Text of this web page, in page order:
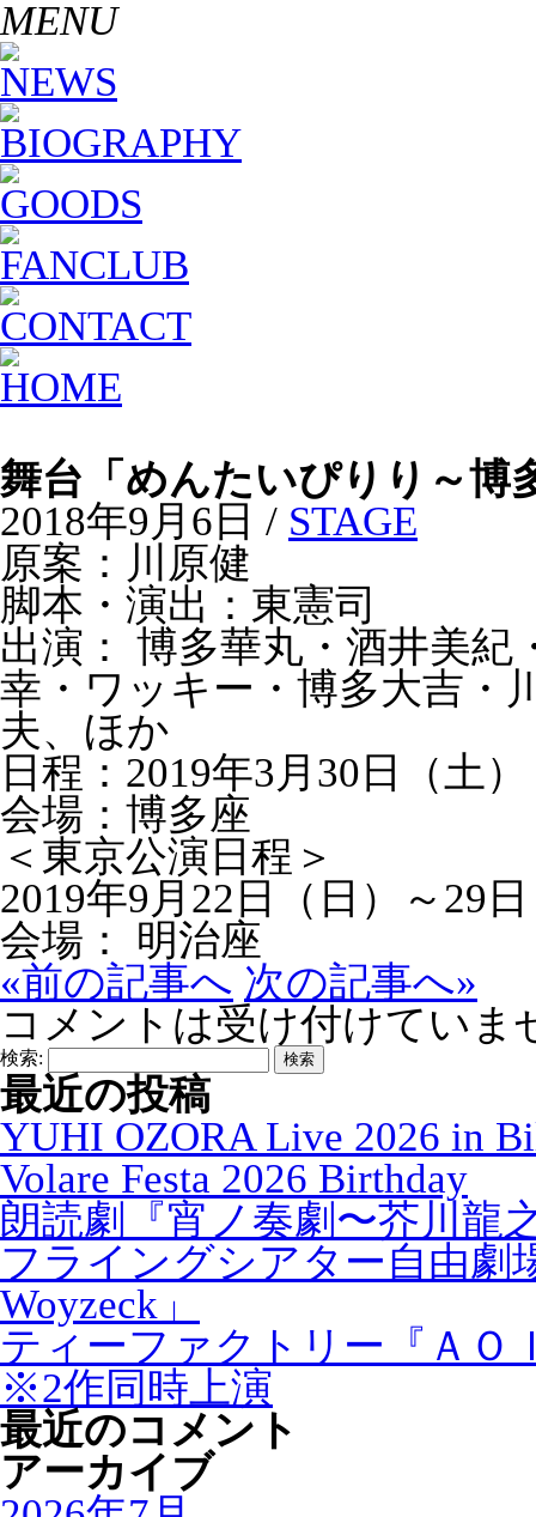
MENU
舞台「めんたいぴりり～博
2018年9月6日 / STAGE
原案：川原健
脚本・演出：東憲司
出演： 博多華丸・酒井美
幸・ワッキー・博多大吉・
夫、ほか
日程：2019年3月30日（土
会場：博多座
＜東京公演日程＞
2019年9月22日（日）～29
会場： 明治座
«前の記事へ 次の記事へ»
コメントは受け付けていま
検索:
最近の投稿
YUHI OZORA Live 2026 in
Volare Festa 2026 Birthday
朗読劇『宵ノ奏劇〜芥川龍
フライングシアター自由
Woyzeck」
ティーファクトリー『ＡＯ
※2作同時上演
最近のコメント
アーカイブ